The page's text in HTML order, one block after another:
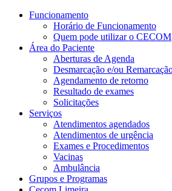
Funcionamento
Horário de Funcionamento
Quem pode utilizar o CECOM
Área do Paciente
Aberturas de Agenda
Desmarcação e/ou
Agendamento de retorno
Resultado de exames
Solicitações
Serviços
Atendimentos agendados
Atendimentos de urgência
Exames e Procedimentos
Vacinas
Ambulância
Grupos e Programas